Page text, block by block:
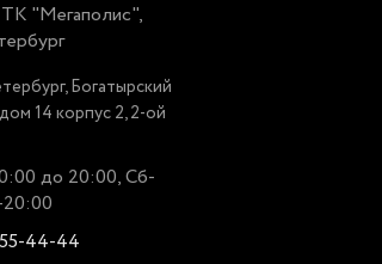
ТК "Мегаполис",
Богатырский
14 корпус 2, 2-ой
до 20:00, Сб-
44-44